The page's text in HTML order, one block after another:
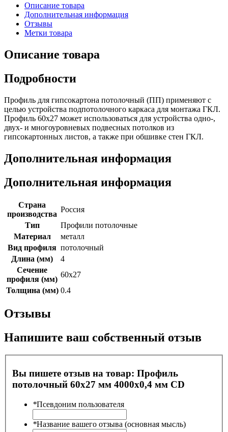
Описание товара
Дополнительная информация
Отзывы
Метки товара
Описание товара
Подробности
Профиль для гипсокартона потолочный (ПП) применяют с
целью устройства подпотолочного каркаса для монтажа ГКЛ.
Профиль 60х27 может использоваться для устройства одно-,
двух- и многоуровневых подвесных потолков из
гипсокартонных листов, а также при обшивке стен ГКЛ.
Дополнительная информация
Дополнительная информация
Страна
производства
Россия
Тип
Профили потолочные
Материал
металл
Вид профиля потолочный
Длина (мм)
4
Сечение
профиля (мм)
60х27
Толщина (мм) 0.4
Отзывы
Напишите ваш собственный отзыв
Вы пишете отзыв на товар: Профиль
потолочный 60х27 мм 4000х0,4 мм CD
*Псевдоним пользователя
*Название вашего отзыва (основная мысль)